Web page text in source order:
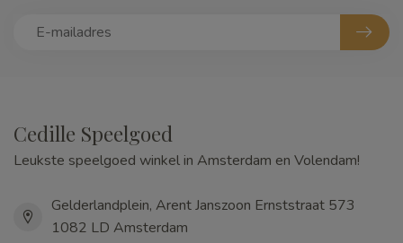
Cedille Speelgoed
Leukste speelgoed winkel in Amsterdam en Volendam!
Gelderlandplein, Arent Janszoon Ernststraat 573
1082 LD Amsterdam